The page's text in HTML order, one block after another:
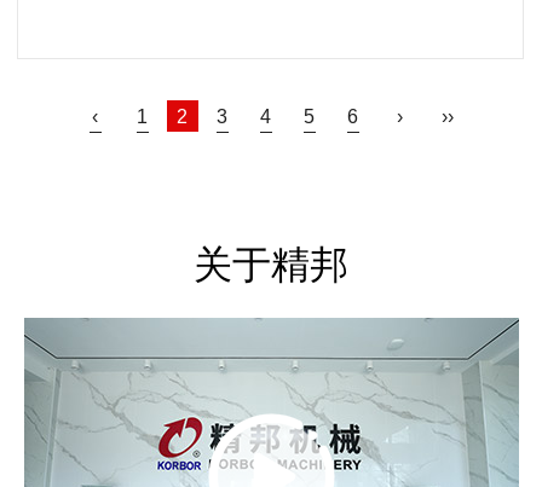
‹
1 2 3 4 5 6 › ››
关于精邦